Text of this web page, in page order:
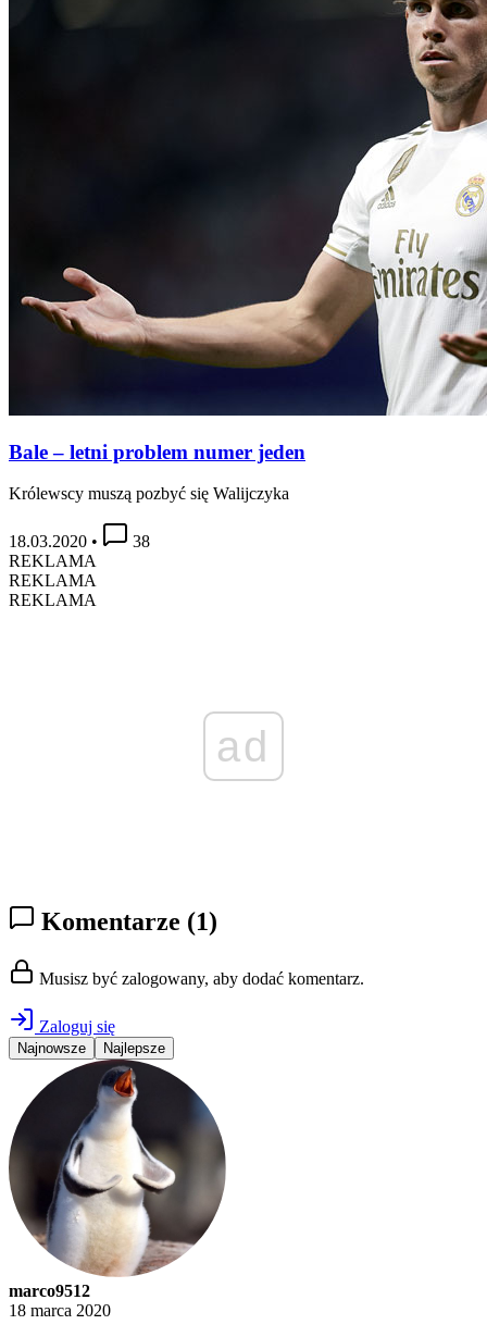
Bale – letni problem numer jeden
Królewscy muszą pozbyć się Walijczyka
18.03.2020 •
38
REKLAMA
REKLAMA
REKLAMA
ad
Komentarze (1)
Musisz być zalogowany, aby dodać komentarz.
Zaloguj się
Najnowsze Najlepsze
marco9512
18 marca 2020